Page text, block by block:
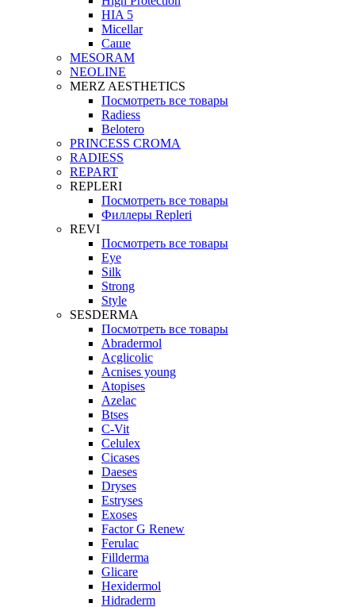
HIA 5
Micellar
Саше
MESORAM
NEOLINE
MERZ AESTHETICS
Посмотреть все товары
Radiess
Belotero
PRINCESS CROMA
RADIESS
REPART
REPLERI
Посмотреть все товары
Филлеры Repleri
REVI
Посмотреть все товары
Eye
Silk
Strong
Style
SESDERMA
Посмотреть все товары
Abradermol
Acglicolic
Acnises young
Atopises
Azelac
Btses
C-Vit
Celulex
Cicases
Daeses
Dryses
Estryses
Exoses
Factor G Renew
Ferulac
Fillderma
Glicare
Hexidermol
Hidraderm